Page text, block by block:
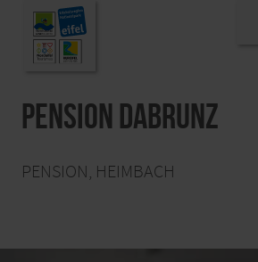
Pension Dabrunz
PENSION, HEIMBACH